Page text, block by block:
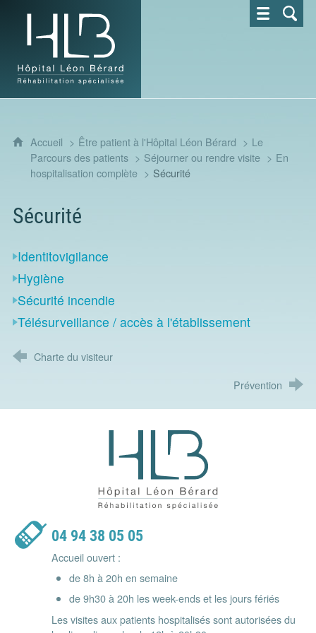
Hôpital Léon Bérard - Réhabilitation spécialisée
Accueil Être patient à l'Hôpital Léon Bérard
Le
Parcours des patients
Séjourner ou rendre visite
En
hospitalisation complète
Sécurité
Sécurité
Identitovigilance
Hygiène
Sécurité incendie
Télésurveillance / accès à l'établissement
Charte du visiteur
Prévention
Hôpital Léon Bérard -
04 94 38 05 05
Accueil ouvert :
de 8h à 20h en semaine
de 9h30 à 20h les week-ends et les jours fériés
Les visites aux patients hospitalisés sont autorisées du